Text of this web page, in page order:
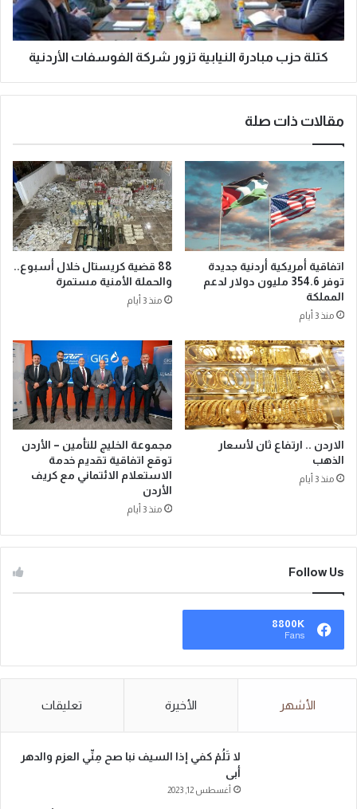
كتلة حزب مبادرة النيابية تزور شركة الفوسفات الأردنية
مقالات ذات صلة
اتفاقية أمريكية أردنية جديدة
توفر 354.6 مليون دولار لدعم
المملكة
منذ 3 أيام
88 قضية كريستال خلال أسبوع..
والحملة الأمنية مستمرة
منذ 3 أيام
الاردن .. ارتفاع ثان لأسعار
الذهب
منذ 3 أيام
مجموعة الخليج للتأمين – الأردن
توقع اتفاقية تقديم خدمة
الاستعلام الائتماني مع كريف
الأردن
منذ 3 أيام
Follow Us
8800K
Fans
الأشهر الأخيرة تعليقات
لا تَلُمْ كفي إذا السيف نبا صح مِنِّي العزم والدهر
أبى
أغسطس 12, 2023